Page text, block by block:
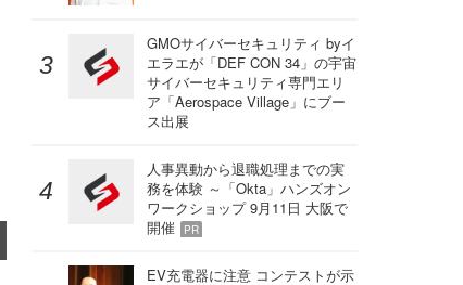
GMOサイバーセキュリティ byイ
エラエが「DEF CON 34」の宇宙
サイバーセキュリティ専門エリ
ア「Aerospace Village」にブー
ス出展
人事異動から退職処理までの実
務を体験 ～「Okta」ハンズオン
ワークショップ 9月11日 大阪で
開催
PR
EV充電器に注意 コンテストが示